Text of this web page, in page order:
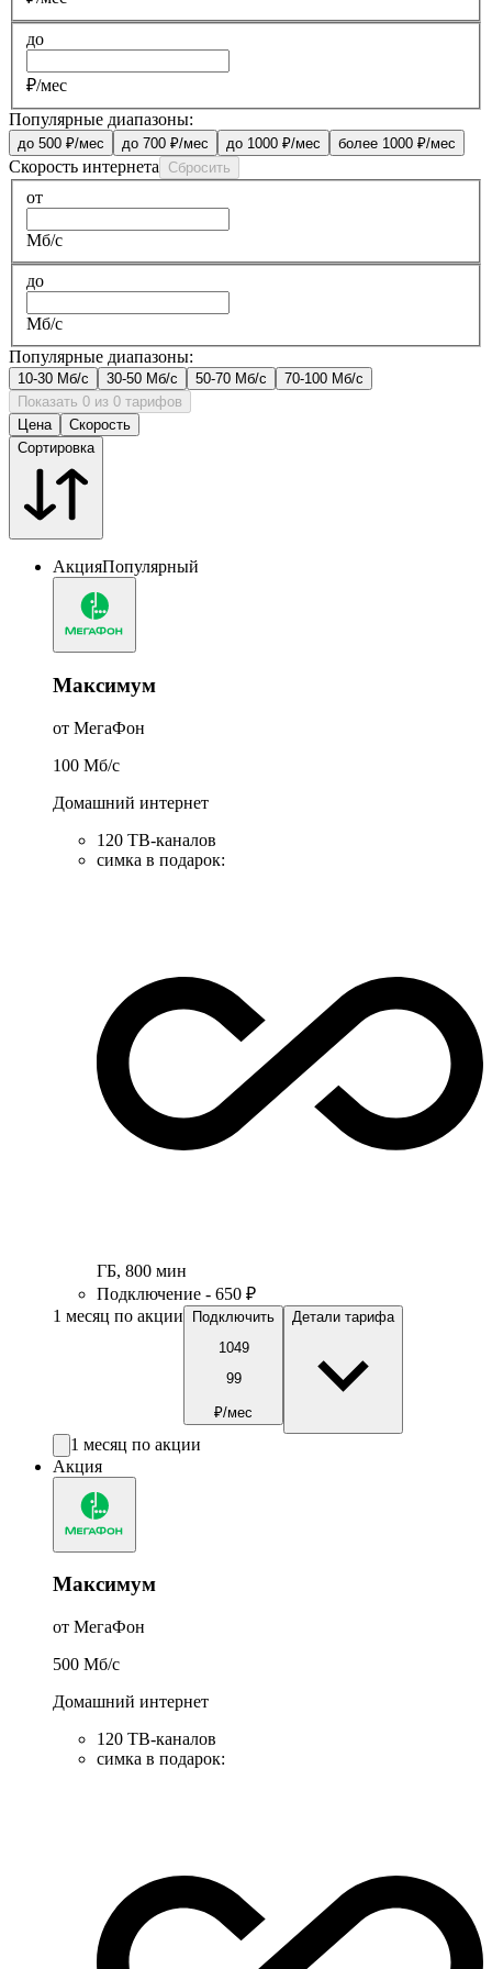
до
₽/мес
Популярные диапазоны:
до 500 ₽/мес до 700 ₽/мес до 1000 ₽/мес более 1000 ₽/мес
Скорость интернета Сбросить
от
Мб/с
до
Мб/с
Популярные диапазоны:
10-30 Мб/с 30-50 Мб/с 50-70 Мб/с
70-100 Мб/с
Показать 0 из 0 тарифов
Цена
Скорость
Сортировка
АкцияПопулярный
Максимум
от МегаФон
100 Мб/c
Домашний интернет
120 ТВ-каналов
симка в подарок:
ГБ, 800 мин
Подключение - 650 ₽
1 месяц по акции
Подключить
1049
99
₽/мес
Детали тарифа
1 месяц по акции
Акция
Максимум
от МегаФон
500 Мб/c
Домашний интернет
120 ТВ-каналов
симка в подарок: